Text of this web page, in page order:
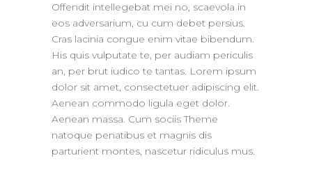
Offendit intellegebat mei no, scaevola in
eos adversarium, cu cum debet persius.
Cras lacinia congue enim vitae bibendum.
His quis vulputate te, per audiam periculis
an, per brut iudico te tantas. Lorem ipsum
dolor sit amet, consectetuer adipiscing elit.
Aenean commodo ligula eget dolor.
Aenean massa. Cum sociis Theme
natoque penatibus et magnis dis
parturient montes, nascetur ridiculus mus.